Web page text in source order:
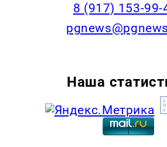
‭8 (917) 153-99-
Наша